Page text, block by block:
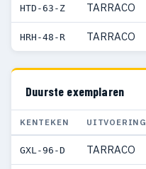
HTD-63-Z TARRACO
HRH-48-R TARRACO
Duurste exemplaren
KENTEKEN UITVOERING
GXL-96-D TARRACO